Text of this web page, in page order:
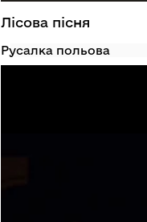
Лісова пісня
Русалка польова